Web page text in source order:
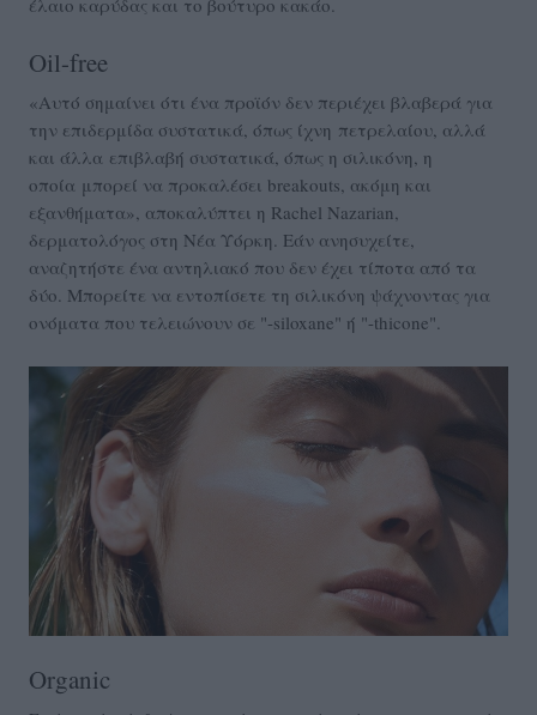
έλαιο καρύδας και το βούτυρο κακάο.
Oil-free
«Αυτό σημαίνει ότι ένα προϊόν δεν περιέχει βλαβερά για
την επιδερμίδα συστατικά, όπως ίχνη πετρελαίου, αλλά
και άλλα επιβλαβή συστατικά, όπως η σιλικόνη, η
οποία μπορεί να προκαλέσει breakouts, ακόμη και
εξανθήματα», αποκαλύπτει η Rachel Nazarian,
δερματολόγος στη Νέα Υόρκη. Εάν ανησυχείτε,
αναζητήστε ένα αντηλιακό που δεν έχει τίποτα από τα
δύο. Μπορείτε να εντοπίσετε τη σιλικόνη ψάχνοντας για
ονόματα που τελειώνουν σε "-siloxane" ή "-thicone".
Οrganic